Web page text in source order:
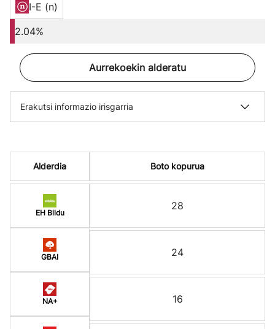
I-E (n)
2.04%
Aurrekoekin alderatu
Erakutsi informazio irisgarria
Alderdia
EH Bildu
GBAI
NA+
Boto kopurua
28
24
16